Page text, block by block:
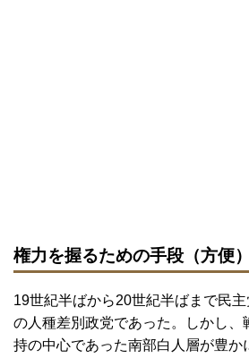
権力を握るための手段（方便）
19世紀半ばから20世紀半ばまで民
の人種差別政党であった。しかし、
持の中心であった南部白人層が豊か